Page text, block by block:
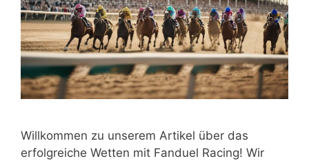
Willkommen zu unserem Artikel über das
erfolgreiche Wetten mit Fanduel Racing! Wir